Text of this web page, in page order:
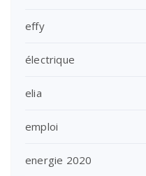
effy
électrique
elia
emploi
energie 2020